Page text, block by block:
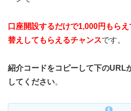
口座開設するだけで1,000円もら
替えしてもらえるチャンスです。
紹介コードをコピーして下のURL
してください。